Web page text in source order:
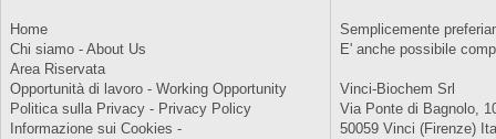
Home
Chi siamo - About Us
Area Riservata
Opportunità di lavoro - Working Opportunity
Politica sulla Privacy - Privacy Policy
Informazione sui Cookies -
Semplicemente
E' anche possibile
Vinci-Biochem Srl
Via Ponte di Bagnolo,
50059 Vinci (Firenze)